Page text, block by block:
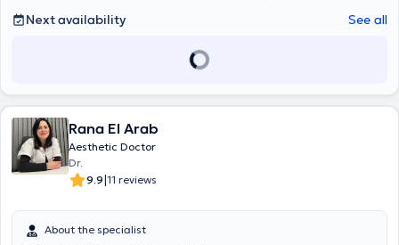
Next availability See all
Rana El Arab
Aesthetic Doctor
Dr.
9.9|11 reviews
About the specialist